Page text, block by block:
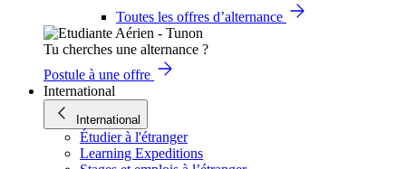
Toutes les offres d’alternance
Tu cherches une alternance ?
Postule à une offre
International
International
Étudier à l'étranger
Learning Expeditions